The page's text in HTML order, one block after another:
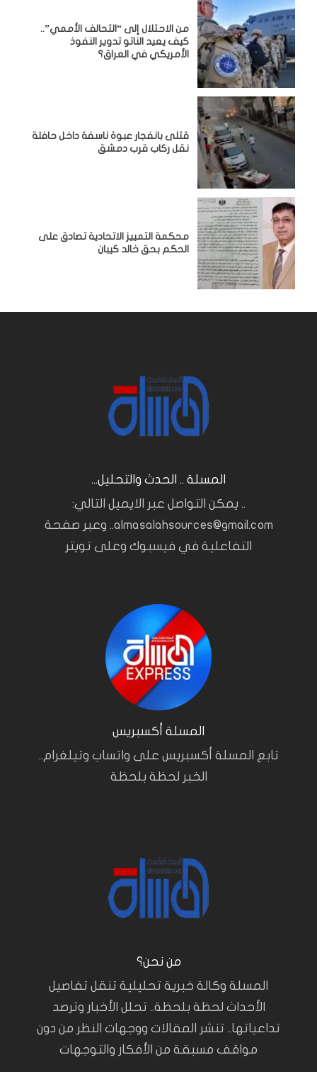
من الاحتلال إلى “التحالف الأممي”..
كيف يعيد الناتو تدوير النفوذ
الأمريكي في العراق؟
قتلى بانفجار عبوة ناسفة داخل حافلة
نقل ركاب قرب دمشق
محكمة التمييز الاتحادية تصادق على
الحكم بحق خالد كيبان
المسلة .. الحدث والتحليل...
.. يمكن التواصل عبر الايميل التالي:
almasalahsources@gmail.com.. وعبر صفحة
التفاعلية في فيسبوك وعلى تويتر
المسلة أكسبريس
تابع المسلة أكسبريس على واتساب وتيلغرام..
الخبر لحظة بلحظة
من نحن؟
المسلة وكالة خبرية تحليلية تنقل تفاصيل
الأحداث لحظة بلحظة.. تحلل الأخبار وترصد
تداعياتها.. تنشر المقالات ووجهات النظر من دون
مواقف مسبقة من الأفكار والتوجهات